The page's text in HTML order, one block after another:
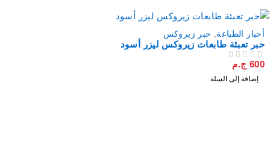
أحبار الطباعة, حبر زيروكس
حبر تعبئة طابعات زيروكس ليزر أسود
600 ج.م
إضافة إلى السلة